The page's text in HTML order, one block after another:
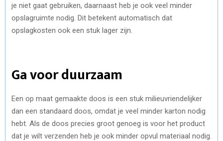
je niet gaat gebruiken, daarnaast heb je ook veel minder
opslagruimte nodig. Dit betekent automatisch dat
opslagkosten ook een stuk lager zijn.
Ga voor duurzaam
Een op maat gemaakte doos is een stuk milieuvriendelijker
dan een standaard doos, omdat je veel minder karton nodig
hebt. Als de doos precies groot genoeg is voor het product
dat je wilt verzenden heb je ook minder opvul materiaal nodig.